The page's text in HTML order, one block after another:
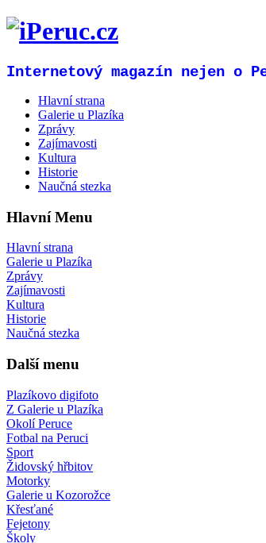
Internetový magazín nejen o
Hlavní strana
Galerie u Plazíka
Zprávy
Zajímavosti
Kultura
Historie
Naučná stezka
Hlavní Menu
Hlavní strana
Galerie u Plazíka
Zprávy
Zajímavosti
Kultura
Historie
Naučná stezka
Další menu
Plazíkovo digifoto
Z Galerie u Plazíka
Okolí Peruce
Fotbal na Peruci
Sport
Židovský hřbitov
Motorky
Galerie u Kozorožce
Křesťané
Fejetony
Školy